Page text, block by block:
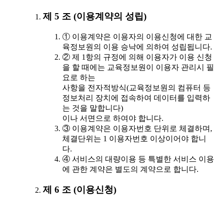
제 5 조 (이용계약의 성립)
① 이용계약은 이용자의 이용신청에 대한 교
육정보원의 이용 승낙에 의하여 성립됩니다.
② 제 1항의 규정에 의해 이용자가 이용 신청
을 할 때에는 교육정보원이 이용자 관리시 필
요로 하는
사항을 전자적방식(교육정보원의 컴퓨터 등
정보처리 장치에 접속하여 데이터를 입력하
는 것을 말합니다)
이나 서면으로 하여야 합니다.
③ 이용계약은 이용자번호 단위로 체결하며,
체결단위는 1 이용자번호 이상이어야 합니
다.
④ 서비스의 대량이용 등 특별한 서비스 이용
에 관한 계약은 별도의 계약으로 합니다.
제 6 조 (이용신청)